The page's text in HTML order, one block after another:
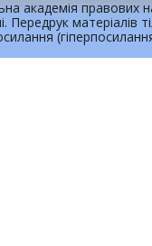
академія правових
Передрук матерiалiв